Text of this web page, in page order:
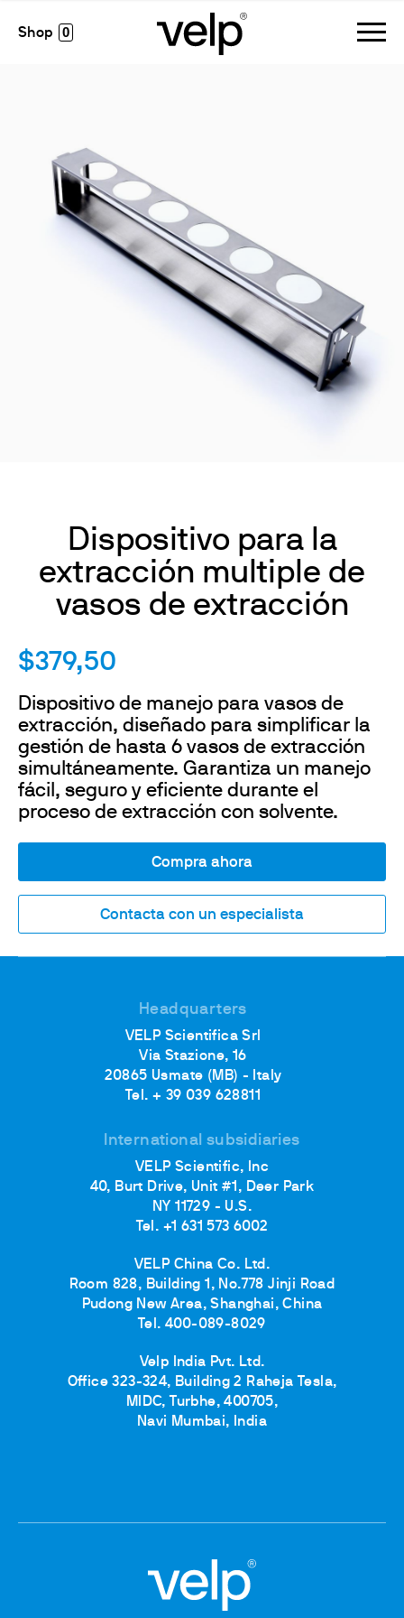
0
extracción
Dispositivo para la
extracción multiple de
vasos de extracción
$379,50
Dispositivo de manejo para vasos de
extracción, diseñado para simplificar la
gestión de hasta 6 vasos de extracción
simultáneamente. Garantiza un manejo
fácil, seguro y eficiente durante el
proceso de extracción con solvente.
Compra ahora
Contacta con un especialista
Headquarters
VELP Scientifica Srl
Via Stazione, 16
20865 Usmate (MB) - Italy
Tel. + 39 039 628811
International subsidiaries
VELP Scientific, Inc
40, Burt Drive, Unit #1, Deer Park
NY 11729 - U.S.
Tel. +1 631 573 6002
VELP China Co. Ltd.
Room 828, Building 1, No.778 Jinji Road
Pudong New Area, Shanghai, China
Tel. 400-089-8029
Velp India Pvt. Ltd.
Office 323-324, Building 2 Raheja Tesla,
MIDC, Turbhe, 400705,
Navi Mumbai, India